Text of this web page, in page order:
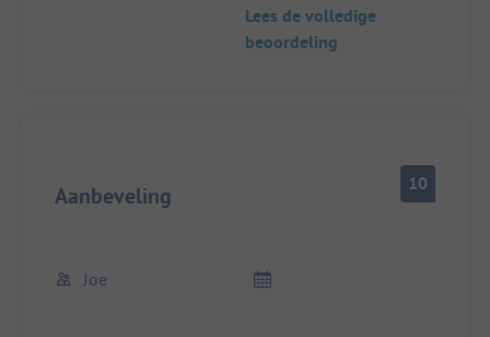
Lees de volledige
beoordeling
Aanbeveling 10
Joe